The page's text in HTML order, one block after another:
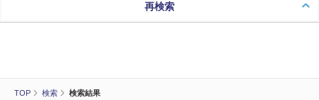
TOP 検索 検索結果
再検索